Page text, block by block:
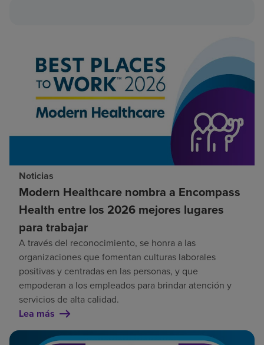
Noticias
Modern Healthcare nombra a Encompass
Health entre los 2026 mejores lugares
para trabajar
A través del reconocimiento, se honra a las
organizaciones que fomentan culturas laborales
positivas y centradas en las personas, y que
empoderan a los empleados para brindar atención y
servicios de alta calidad.
Lea más